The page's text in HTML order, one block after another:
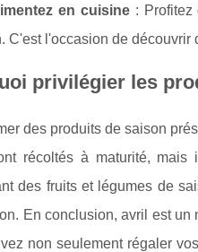
en cuisine: Profitez
C'est l'occasion de découvrir
privilégier les
des produits de saison
récoltés à maturité, mais
des fruits et légumes de
En conclusion, avril est
non seulement régaler